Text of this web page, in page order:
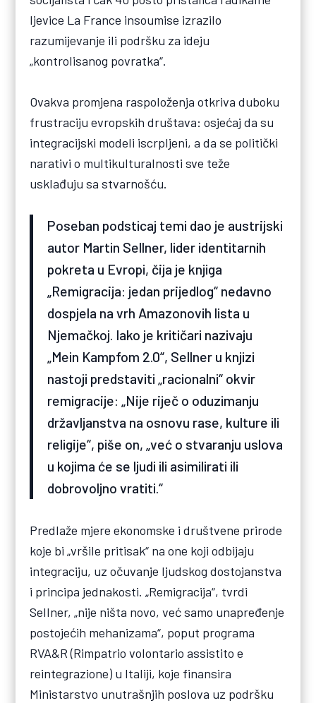
ljevice La France insoumise izrazilo
razumijevanje ili podršku za ideju
„kontrolisanog povratka“.
Ovakva promjena raspoloženja otkriva duboku
frustraciju evropskih društava: osjećaj da su
integracijski modeli iscrpljeni, a da se politički
narativi o multikulturalnosti sve teže
usklađuju sa stvarnošću.
Poseban podsticaj temi dao je austrijski
autor Martin Sellner, lider identitarnih
pokreta u Evropi, čija je knjiga
„Remigracija: jedan prijedlog“ nedavno
dospjela na vrh Amazonovih lista u
Njemačkoj. Iako je kritičari nazivaju
„Mein Kampfom 2.0“, Sellner u knjizi
nastoji predstaviti „racionalni“ okvir
remigracije: „Nije riječ o oduzimanju
državljanstva na osnovu rase, kulture ili
religije“, piše on, „već o stvaranju uslova
u kojima će se ljudi ili asimilirati ili
dobrovoljno vratiti.“
Predlaže mjere ekonomske i društvene prirode
koje bi „vršile pritisak“ na one koji odbijaju
integraciju, uz očuvanje ljudskog dostojanstva
i principa jednakosti. „Remigracija“, tvrdi
Sellner, „nije ništa novo, već samo unapređenje
postojećih mehanizama“, poput programa
RVA&R (Rimpatrio volontario assistito e
reintegrazione) u Italiji, koje finansira
Ministarstvo unutrašnjih poslova uz podršku